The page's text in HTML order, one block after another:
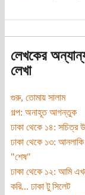
লেখকের
লেখা
গুরু, তোমায় সালাম
গল্প: অনাহূত আগন্তুক
ঢাকা থেকে ১৪: সচিত্র
ঢাকা থেকে ১৩: আনলাকি
"শেষ"
ঢাকা থেকে ১২: আমি
করি... ঢাকা টু সিলেট